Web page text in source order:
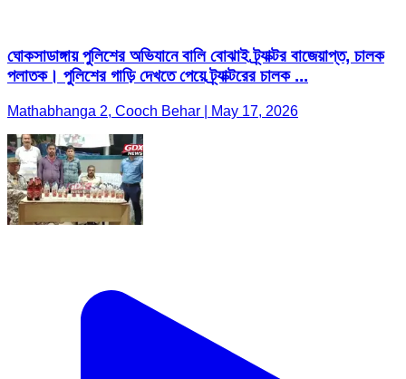
ঘোকসাডাঙ্গায় পুলিশের অভিযানে বালি বোঝাই ট্র্যাক্টর বাজেয়াপ্ত, চালক
পলাতক। পুলিশের গাড়ি দেখতে পেয়ে ট্র্যাক্টরের চালক ...
Mathabhanga 2, Cooch Behar | May 17, 2026